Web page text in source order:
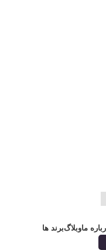
ماوبلاگبرند ها